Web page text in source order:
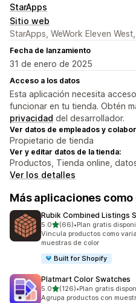
StarApps
Sitio web
StarApps, WeWork Eleven
Fecha de lanzamiento
31 de enero de 2025
Acceso a los datos
Esta aplicación necesita
funcionar en tu tienda. Obtén
privacidad del desarrollador.
Ver datos de empleados y
Propietario de tienda
Ver y editar datos de la tienda:
Productos, Tienda online,
Ver los detalles
Más aplicaciones como
Rubik Combined Listings
5.0de 5 estrellas
(66)
66 reseñas en total
•Plan gratis
Vincula productos como
muestras de color
Built for Shopify
Platmart Color Swatches
5.0de 5 estrellas
(126)
126 reseñas en total
•Plan gratis
Agrupa productos con